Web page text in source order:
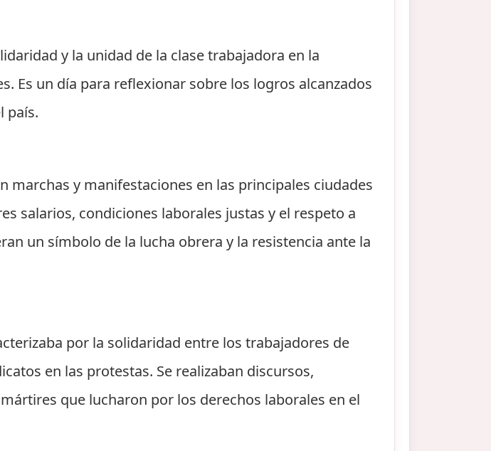
y la unidad de la clase trabajadora en la
Es un día para reflexionar sobre los logros alcanzados
país.
marchas y manifestaciones en las principales ciudades
salarios, condiciones laborales justas y el respeto a
un símbolo de la lucha obrera y la resistencia ante la
por la solidaridad entre los trabajadores de
en las protestas. Se realizaban discursos,
que lucharon por los derechos laborales en el